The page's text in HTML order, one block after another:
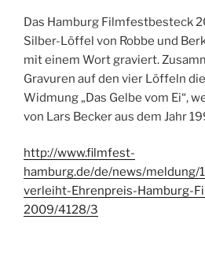
Das Hamburg Filmfestbesteck
Silber-Löffel von Robbe und
mit einem Wort graviert.
Gravuren auf den vier Löffeln
Widmung „Das Gelbe vom Ei“,
von Lars Becker aus dem Jahr
http://www.filmfest-
hamburg.de/de/news/meldung/
verleiht-Ehrenpreis-Hamburg-
2009/4128/3